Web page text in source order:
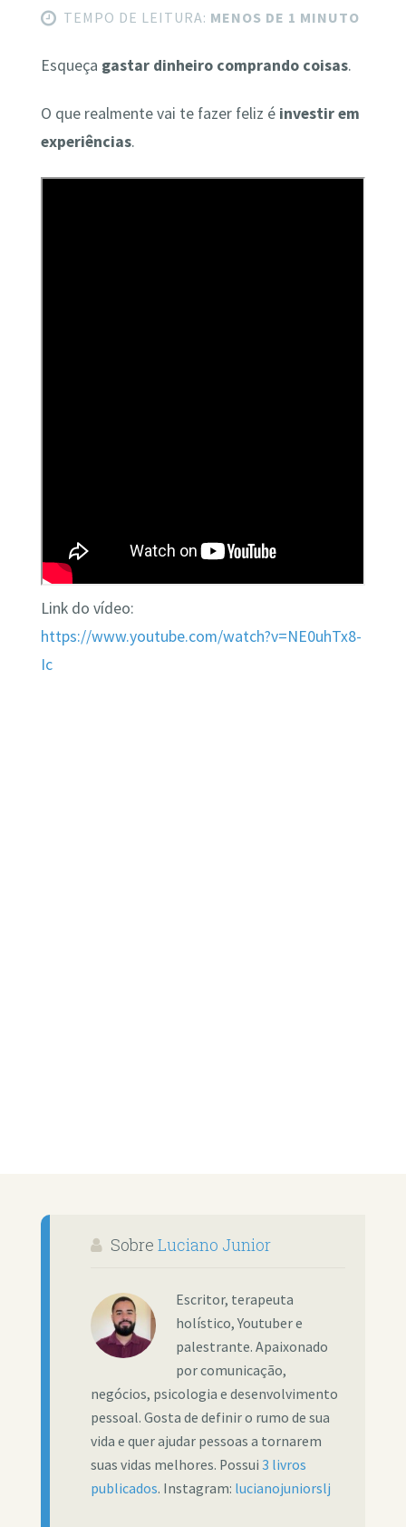
TEMPO DE LEITURA: MENOS DE 1 MINUTO
Esqueça gastar dinheiro comprando coisas.
O que realmente vai te fazer feliz é investir em
experiências.
Link do vídeo:
https://www.youtube.com/watch?v=NE0uhTx8-
Ic
Sobre Luciano Junior
Escritor, terapeuta
holístico, Youtuber e
palestrante. Apaixonado
por comunicação,
negócios, psicologia e desenvolvimento
pessoal. Gosta de definir o rumo de sua
vida e quer ajudar pessoas a tornarem
suas vidas melhores. Possui 3 livros
publicados. Instagram: lucianojuniorslj